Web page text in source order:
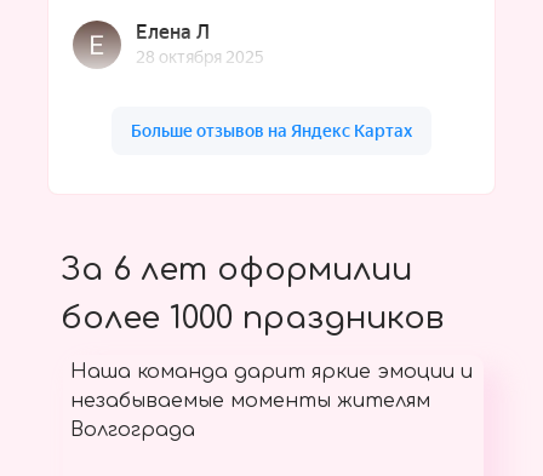
За 6 лет оформилии
более 1000 праздников
Наша команда дарит яркие эмоции и
незабываемые моменты жителям
Волгограда